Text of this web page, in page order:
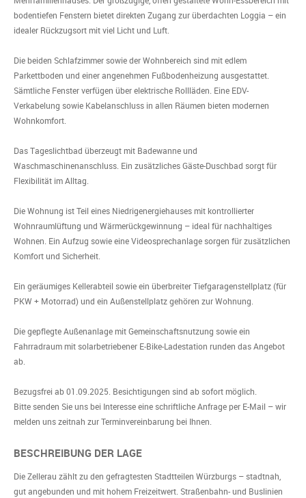
bodentiefen Fenstern bietet direkten Zugang zur überdachten Loggia – ein
idealer Rückzugsort mit viel Licht und Luft.
Die beiden Schlafzimmer sowie der Wohnbereich sind mit edlem
Parkettboden und einer angenehmen Fußbodenheizung ausgestattet.
Sämtliche Fenster verfügen über elektrische Rollläden. Eine EDV-
Verkabelung sowie Kabelanschluss in allen Räumen bieten modernen
Wohnkomfort.
Das Tageslichtbad überzeugt mit Badewanne und
Waschmaschinenanschluss. Ein zusätzliches Gäste-Duschbad sorgt für
Flexibilität im Alltag.
Die Wohnung ist Teil eines Niedrigenergiehauses mit kontrollierter
Wohnraumlüftung und Wärmerückgewinnung – ideal für nachhaltiges
Wohnen. Ein Aufzug sowie eine Videosprechanlage sorgen für zusätzlichen
Komfort und Sicherheit.
Ein geräumiges Kellerabteil sowie ein überbreiter Tiefgaragenstellplatz (für
PKW + Motorrad) und ein Außenstellplatz gehören zur Wohnung.
Die gepflegte Außenanlage mit Gemeinschaftsnutzung sowie ein
Fahrradraum mit solarbetriebener E-Bike-Ladestation runden das Angebot
ab.
Bezugsfrei ab 01.09.2025. Besichtigungen sind ab sofort möglich.
Bitte senden Sie uns bei Interesse eine schriftliche Anfrage per E-Mail – wir
melden uns zeitnah zur Terminvereinbarung bei Ihnen.
BESCHREIBUNG DER LAGE
Die Zellerau zählt zu den gefragtesten Stadtteilen Würzburgs – stadtnah,
gut angebunden und mit hohem Freizeitwert. Straßenbahn- und Buslinien